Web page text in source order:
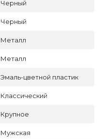
Черный
Черный
Металл
Металл
Эмаль-цветной пластик
Классический
Крупное
Мужская